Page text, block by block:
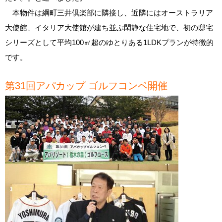
本物件は綱町三井倶楽部に隣接し、近隣にはオーストラリア
大使館、イタリア大使館が建ち並ぶ閑静な住宅地で、初の邸宅
シリーズとして平均100㎡超のゆとりある1LDKプランが特徴的
です。
第31回アパカップ ゴルフコンペ開催